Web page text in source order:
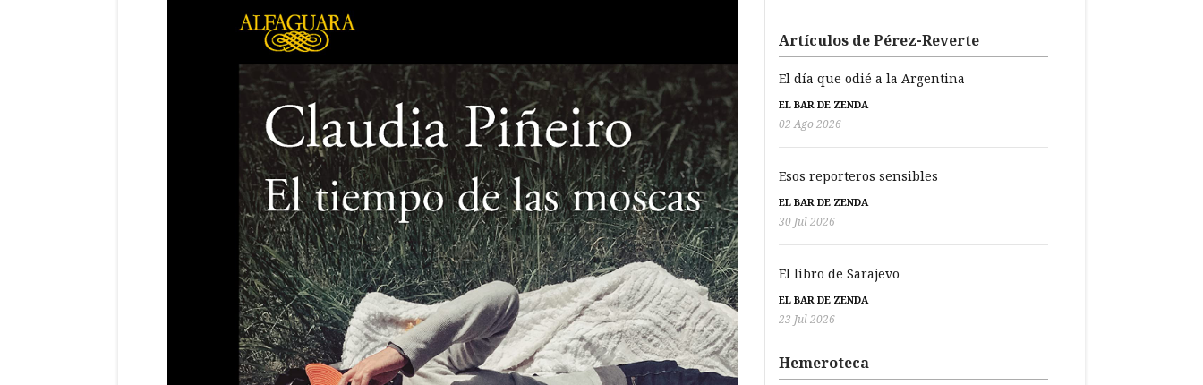
Artículos de Pérez-Reverte
El día que odié a la Argentina
EL BAR DE ZENDA
02 Ago 2026
Esos reporteros sensibles
EL BAR DE ZENDA
30 Jul 2026
El libro de Sarajevo
EL BAR DE ZENDA
23 Jul 2026
Hemeroteca